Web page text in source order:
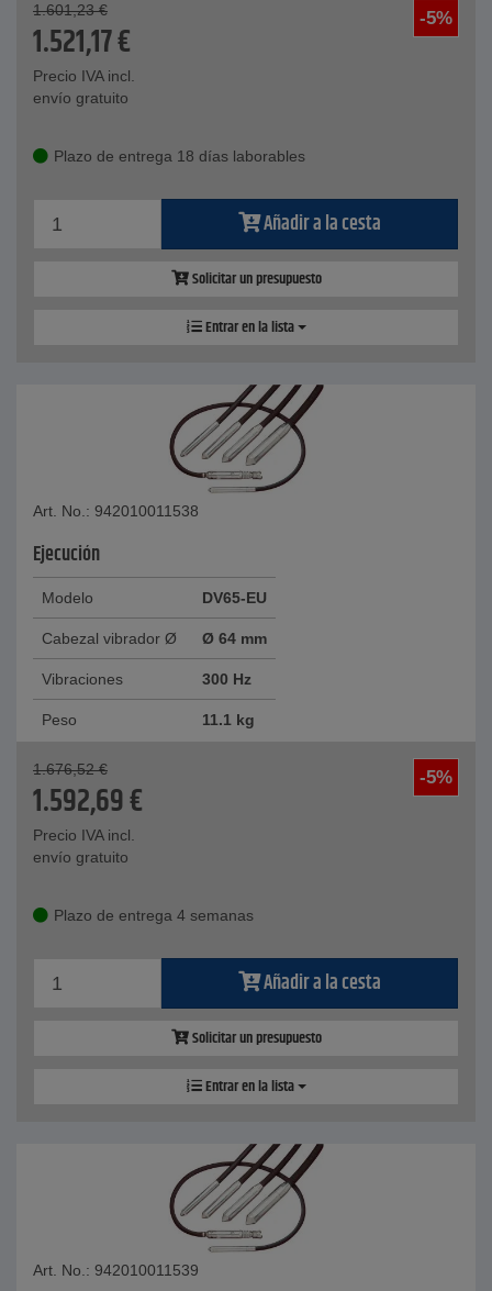
-5%
1.601,23 €
1.521,17€
Precio IVA incl.
envío gratuito
Plazo de entrega 18 días laborables
Añadir a la cesta
Solicitar un presupuesto
Entrar en la lista
Art. No.: 942010011538
Ejecución
Modelo DV65-EU
Cabezal vibrador Ø Ø 64 mm
Vibraciones 300 Hz
Peso 11.1 kg
-5%
1.676,52 €
1.592,69€
Precio IVA incl.
envío gratuito
Plazo de entrega 4 semanas
Añadir a la cesta
Solicitar un presupuesto
Entrar en la lista
Art. No.: 942010011539